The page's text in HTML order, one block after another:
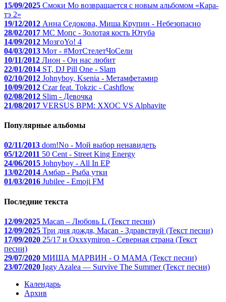
15/09/2025 Смоки Мо возвращается с новым альбомом «Кара-
тэ 2»
19/12/2012 Анна Седокова, Миша Крупин - Небезопасно
28/02/2017 МС Мопс - Золотая кость Ютуба
14/09/2012 МозгоYo! 4
04/03/2013 Мот - #МотСтелетЧоСели
10/11/2012 Лион - Он нас любит
22/01/2014 ST, DJ Pill One - Slam
02/10/2012 Johnyboy, Ksenia - Метамфетамир
10/09/2012 Czar feat. Tokzic - Cashflow
02/08/2012 Slim - Девочка
21/08/2017 VERSUS BPM: ХХОС VS Alphavite
Популярные альбомы
02/11/2013 dom!No - Мой выбор ненавидеть
05/12/2011 50 Cent - Street King Energy
24/06/2015 Johnyboy - All In EP
13/02/2014 Амбар - Рыба утки
01/03/2016 Jubilee - Emoji FM
Последние текста
12/09/2025 Macan – Любовь L (Текст песни)
12/09/2025 Три дня дождя, Macan - Здравствуй (Текст песни)
17/09/2020 25/17 и Oxxxymiron - Северная страна (Текст
песни)
29/07/2020 МИША МАРВИН - О МАМА (Текст песни)
23/07/2020 Iggy Azalea — Survive The Summer (Текст песни)
Календарь
Архив